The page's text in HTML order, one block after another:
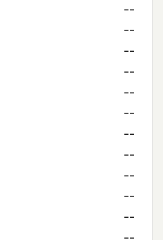
--
--
--
--
--
--
--
--
--
--
--